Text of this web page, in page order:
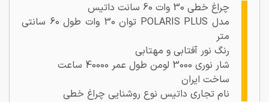
چراغ خطی 30 وات 60 سانت داتیس
مدل POLARIS PLUS توان 30 وات طول 60 سانتی
متر
رنگ نور آفتابی و مهتابی
شار نوری 3000 لومن طول عمر 40000 ساعت
ساخت ایران
نام تجاری داتیس نوع روشنایی چراغ خطی